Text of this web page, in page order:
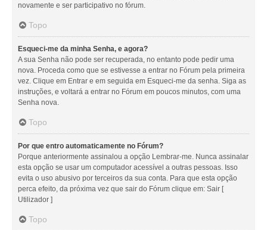
novamente e ser participativo no fórum.
Topo
Esqueci-me da minha Senha, e agora?
A sua Senha não pode ser recuperada, no entanto pode pedir uma
nova. Proceda como que se estivesse a entrar no Fórum pela primeira
vez. Clique em Entrar e em seguida em Esqueci-me da senha. Siga as
instruções, e voltará a entrar no Fórum em poucos minutos, com uma
Senha nova.
Topo
Por que entro automaticamente no Fórum?
Porque anteriormente assinalou a opção Lembrar-me. Nunca assinalar
esta opção se usar um computador acessível a outras pessoas. Isso
evita o uso abusivo por terceiros da sua conta. Para que esta opção
perca efeito, da próxima vez que sair do Fórum clique em: Sair [
Utilizador ]
Topo